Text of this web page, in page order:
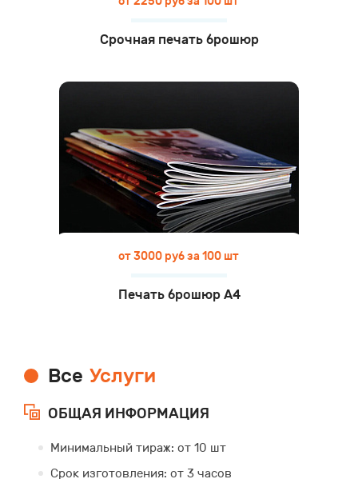
Срочная печать брошюр
от 3000 руб за 100 шт
Печать брошюр А4
Все Услуги
ОБЩАЯ ИНФОРМАЦИЯ
Минимальный тираж: от 10 шт
Срок изготовления: от 3 часов